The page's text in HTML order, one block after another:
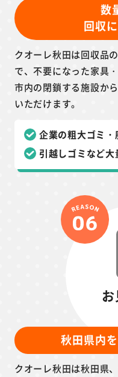
数
回収
クオーレ秋田は回収品
で、不要になった家具
市内の閉鎖する施設か
いただけます。
企業の粗大ゴミ
引越しゴミなど
秋田県内
クオーレ秋田は秋田県